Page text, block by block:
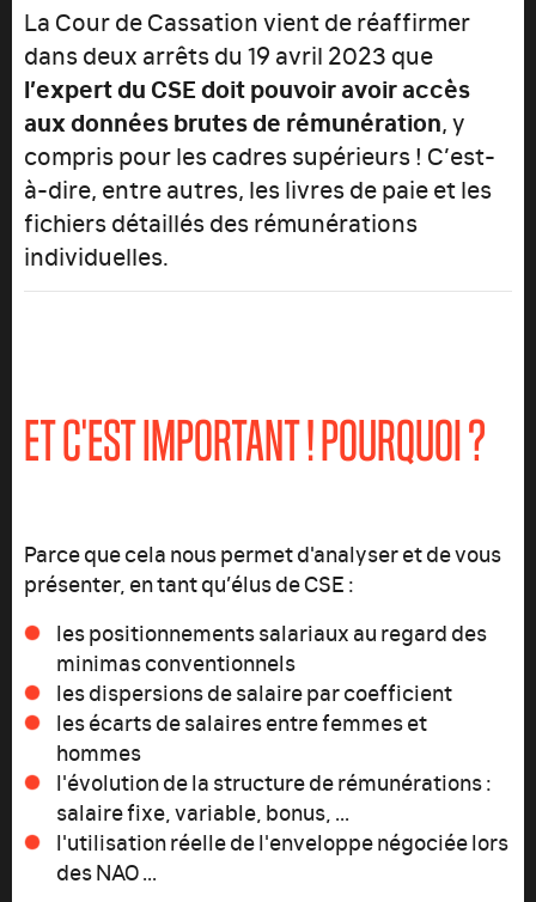
La Cour de Cassation vient de réaffirmer
dans deux arrêts du 19 avril 2023 que
l’expert du CSE doit pouvoir avoir accès
aux données brutes de rémunération, y
compris pour les cadres supérieurs ! C’est-
à-dire, entre autres, les livres de paie et les
fichiers détaillés des rémunérations
individuelles.
ET C'EST IMPORTANT ! POURQUOI ?
Parce que cela nous permet d'analyser et de vous
présenter, en tant qu’élus de CSE :
les positionnements salariaux au regard des
minimas conventionnels
les dispersions de salaire par coefficient
les écarts de salaires entre femmes et
hommes
l'évolution de la structure de rémunérations :
salaire fixe, variable, bonus, ...
l'utilisation réelle de l'enveloppe négociée lors
des NAO ...